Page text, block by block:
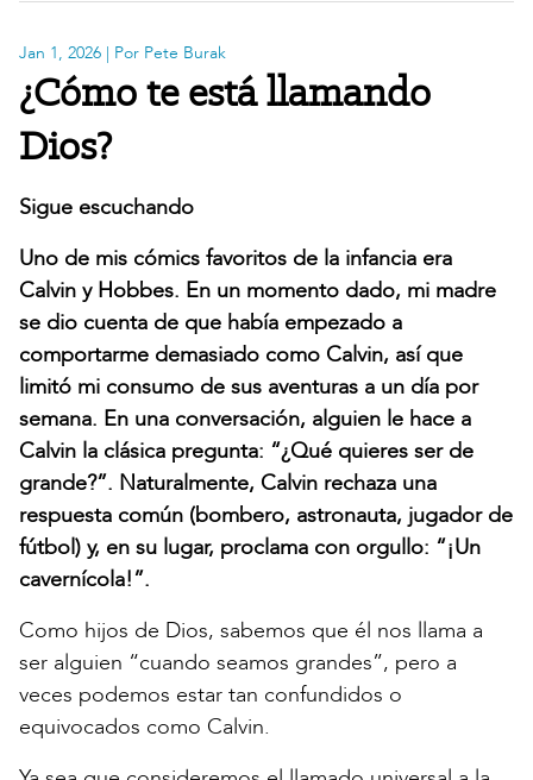
Jan 1, 2026 | Por Pete Burak
¿Cómo te está llamando
Dios?
Sigue escuchando
Uno de mis cómics favoritos de la infancia era
Calvin y Hobbes. En un momento dado, mi madre
se dio cuenta de que había empezado a
comportarme demasiado como Calvin, así que
limitó mi consumo de sus aventuras a un día por
semana. En una conversación, alguien le hace a
Calvin la clásica pregunta: “¿Qué quieres ser de
grande?”. Naturalmente, Calvin rechaza una
respuesta común (bombero, astronauta, jugador de
fútbol) y, en su lugar, proclama con orgullo: “¡Un
cavernícola!”.
Como hijos de Dios, sabemos que él nos llama a
ser alguien “cuando seamos grandes”, pero a
veces podemos estar tan confundidos o
equivocados como Calvin.